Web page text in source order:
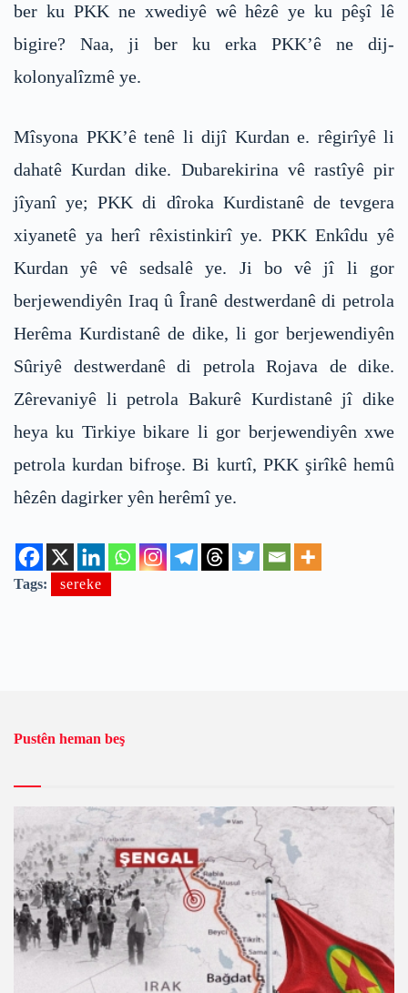
ber ku PKK ne xwediyê wê hêzê ye ku pêşî lê
bigire? Naa, ji ber ku erka PKK’ê ne dij-
kolonyalîzmê ye.
Mîsyona PKK’ê tenê li dijî Kurdan e. rêgirîyê li
dahatê Kurdan dike. Dubarekirina vê rastîyê pir
jîyanî ye; PKK di dîroka Kurdistanê de tevgera
xiyanetê ya herî rêxistinkirî ye. PKK Enkîdu yê
Kurdan yê vê sedsalê ye. Ji bo vê jî li gor
berjewendiyên Iraq û Îranê destwerdanê di petrola
Herêma Kurdistanê de dike, li gor berjewendiyên
Sûriyê destwerdanê di petrola Rojava de dike.
Zêrevaniyê li petrola Bakurê Kurdistanê jî dike
heya ku Tirkiye bikare li gor berjewendiyên xwe
petrola kurdan bifroşe. Bi kurtî, PKK şirîkê hemû
hêzên dagirker yên herêmî ye.
Tags: sereke
Pustên heman beş